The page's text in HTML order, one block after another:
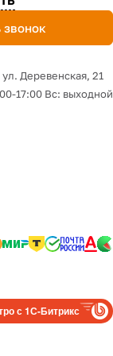
звонок
Деревенская, 21
17:00 Вс: выходной
с 1С-Битрикс